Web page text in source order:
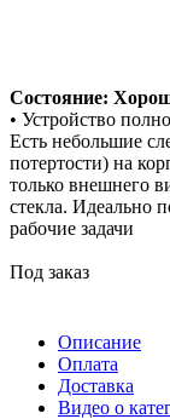
Состояние:
• Устройство
Есть небольшие
потертости) на
только внешнего
стекла. Идеально
рабочие задачи
Под заказ
Описание
Оплата
Доставка
Видео о